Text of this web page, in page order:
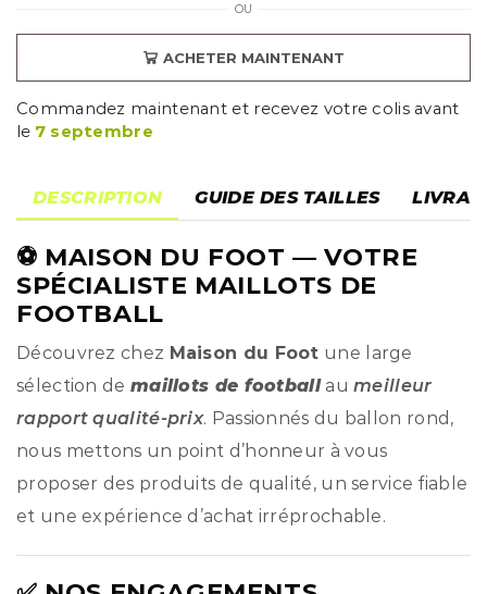
OU
ACHETER MAINTENANT
Commandez maintenant et recevez votre colis avant
le 7 septembre
DESCRIPTION GUIDE DES TAILLES
⚽ MAISON DU FOOT — VOTRE
SPÉCIALISTE MAILLOTS DE
FOOTBALL
Découvrez chez Maison du Foot une large
sélection de maillots de footballaumeilleur
rapport qualité-prix. Passionnés du ballon rond,
nous mettons un point d’honneur à vous
proposer des produits de qualité, un service fiable
et une expérience d’achat irréprochable.